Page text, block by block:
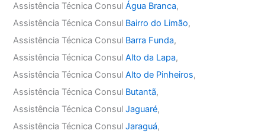
Assistência Técnica ConsulÁgua Branca,
Assistência Técnica Consul Bairro do Limão,
Assistência Técnica Consul Barra Funda,
Assistência Técnica ConsulAlto da Lapa,
Assistência Técnica ConsulAlto de Pinheiros,
Assistência Técnica Consul Butantã,
Assistência Técnica ConsulJaguaré,
Assistência Técnica ConsulJaraguá,